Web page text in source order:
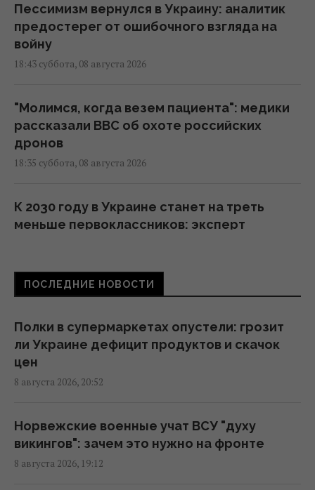
Пессимизм вернулся в Украину: аналитик
предостерег от ошибочного взгляда на
войну
18:43 суббота, 08 августа 2026
"Молимся, когда везем пациента": медики
рассказали BBC об охоте российских
дронов
18:35 суббота, 08 августа 2026
К 2030 году в Украине станет на треть
меньше первоклассников: эксперт
энергетике Киева до 24 августа, -
мониторы
16:43 суббота, 08 августа 2026
начать "свободную охоту" на
автотранспорт, – ОВА
16:09 суббота, 08 августа 2026
ПОСЛЕДНИЕ НОВОСТИ
Полки в супермаркетах опустели: грозит
ли Украине дефицит продуктов и скачок
цен
8 августа 2026, 20:52
Норвежские военные учат ВСУ "духу
викингов": зачем это нужно на фронте
8 августа 2026, 19:12